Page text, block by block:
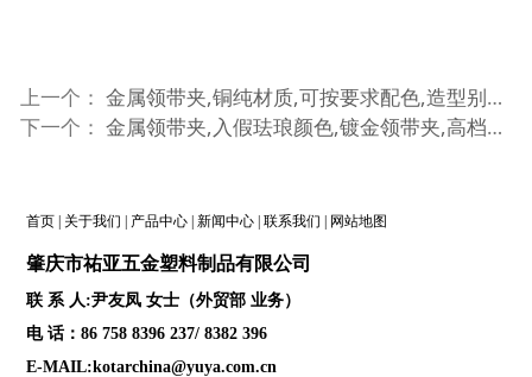
上一个： 金属领带夹,铜纯材质,可按要求配色,造型别致,设计独特
下一个： 金属领带夹,入假珐琅颜色,镀金领带夹,高档服装配饰,定做领夹
首页| 关于我们 | 产品中心| 新闻中心| 联系我们 | 网站地图
肇庆市祐亚五金塑料制品有限公司
联 系 人:尹友凤 女士（外贸部 业务）
电 话：86 758 8396 237/ 8382 396
E-MAIL:kotarchina@yuya.com.cn